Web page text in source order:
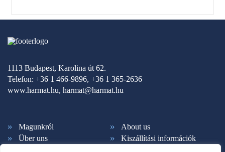
1113 Budapest, Karolina út 62.
Telefon: +36 1 466-9896, +36 1 365-2636
www.harmat.hu, harmat@harmat.hu
Magunkról
About us
Über uns
Kiszállítási információk